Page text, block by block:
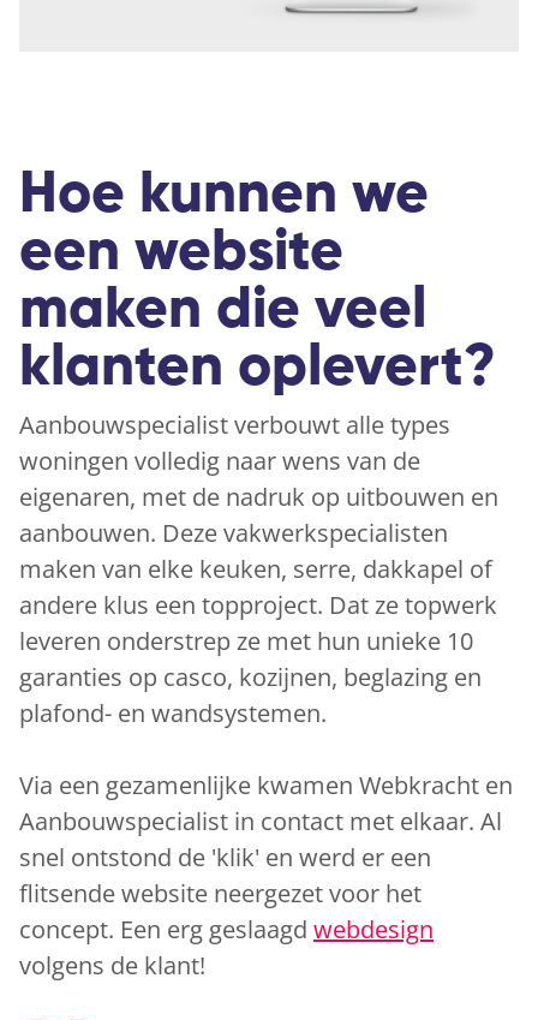
Hoe kunnen we
een website
maken die veel
klanten oplevert?
Aanbouwspecialist verbouwt alle types
woningen volledig naar wens van de
eigenaren, met de nadruk op uitbouwen en
aanbouwen. Deze vakwerkspecialisten
maken van elke keuken, serre, dakkapel of
andere klus een topproject. Dat ze topwerk
leveren onderstrep ze met hun unieke 10
garanties op casco, kozijnen, beglazing en
plafond- en wandsystemen.
Via een gezamenlijke kwamen Webkracht en
Aanbouwspecialist in contact met elkaar. Al
snel ontstond de 'klik' en werd er een
flitsende website neergezet voor het
concept. Een erg geslaagd webdesign
volgens de klant!